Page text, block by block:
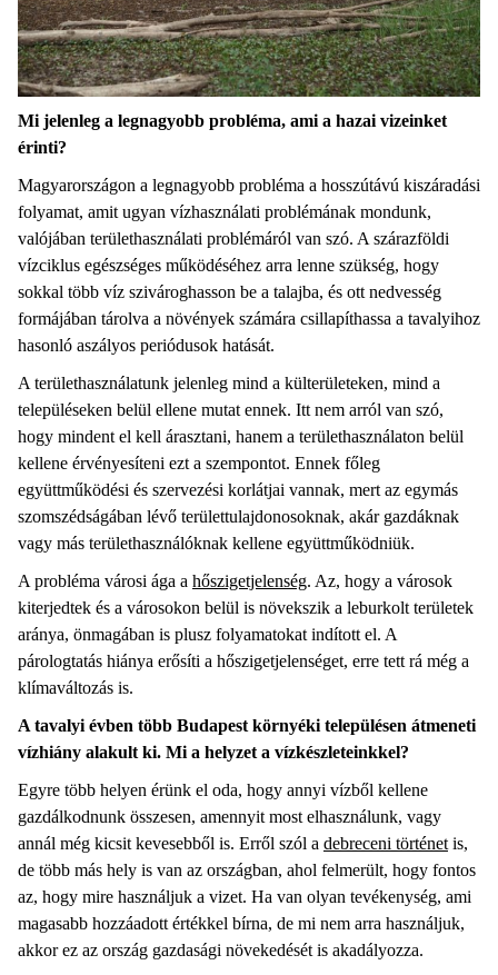
Mi jelenleg a legnagyobb probléma, ami a hazai vizeinket
érinti?
Magyarországon a legnagyobb probléma a hosszútávú kiszáradási
folyamat, amit ugyan vízhasználati problémának mondunk,
valójában területhasználati problémáról van szó. A szárazföldi
vízciklus egészséges működéséhez arra lenne szükség, hogy
sokkal több víz szivároghasson be a talajba, és ott nedvesség
formájában tárolva a növények számára csillapíthassa a tavalyihoz
hasonló aszályos periódusok hatását.
A területhasználatunk jelenleg mind a külterületeken, mind a
településeken belül ellene mutat ennek. Itt nem arról van szó,
hogy mindent el kell árasztani, hanem a területhasználaton belül
kellene érvényesíteni ezt a szempontot. Ennek főleg
együttműködési és szervezési korlátjai vannak, mert az egymás
szomszédságában lévő területtulajdonosoknak, akár gazdáknak
vagy más területhasználóknak kellene együttműködniük.
A probléma városi ága a hőszigetjelenség. Az, hogy a városok
kiterjedtek és a városokon belül is növekszik a leburkolt területek
aránya, önmagában is plusz folyamatokat indított el. A
párologtatás hiánya erősíti a hőszigetjelenséget, erre tett rá még a
klímaváltozás is.
A tavalyi évben több Budapest környéki településen átmeneti
vízhiány alakult ki. Mi a helyzet a vízkészleteinkkel?
Egyre több helyen érünk el oda, hogy annyi vízből kellene
gazdálkodnunk összesen, amennyit most elhasználunk, vagy
annál még kicsit kevesebből is. Erről szól a debreceni történet is,
de több más hely is van az országban, ahol felmerült, hogy fontos
az, hogy mire használjuk a vizet. Ha van olyan tevékenység, ami
magasabb hozzáadott értékkel bírna, de mi nem arra használjuk,
akkor ez az ország gazdasági növekedését is akadályozza.